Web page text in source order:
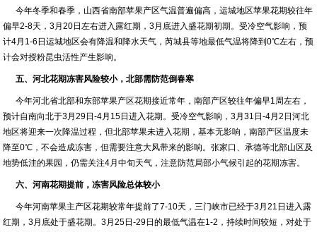
今年冬季和春季，山西省南部苹果产区气温普遍偏高，运城地区苹果花期较往年
偏早2-8天，3月20日左右进入露红期，3月底进入盛花期初期。受冷空气影响，预
计4月1-6日运城地区会有降温和降水天气，芮城县等地最低气温将降到0℃左右，预
计会对授粉昆虫活性产生影响。
五、河北花期冻害风险较小，北部需防范倒春寒
今年河北省北部和东部苹果产区花期接近常年，南部产区较往年偏早1周左右，
预计自南向北于3月29日-4月15日进入花期。受冷空气影响，3月31日-4月2日河北
地区将迎来一次降温过程，但北部苹果未进入花期，基本无影响，南部产区温度未
降至0℃，不会造成冻害，但需要注意大风带来的影响。张家口、承德等北部山区及
地势低洼的果园，仍需关注4月中旬天气，注意防范局部小气候引起的花期冻害。
六、河南花期提前，冻害风险总体较小
今年河南苹果主产区花期较常年提前了7-10天，三门峡市已经于3月21日进入露
红期，3月底处于盛花期。3月25日-29日的最低气温在1-2，持续时间较短，对处于